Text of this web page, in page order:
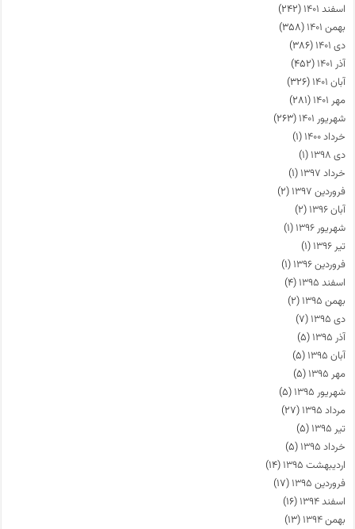
اسفند ۱۴۰۱
(۲۴۲)
بهمن ۱۴۰۱
(۳۵۸)
دی ۱۴۰۱
(۳۸۶)
آذر ۱۴۰۱
(۴۵۲)
آبان ۱۴۰۱
(۳۲۶)
مهر ۱۴۰۱
(۲۸۱)
شهریور ۱۴۰۱
(۲۶۳)
خرداد ۱۴۰۰
(۱)
دی ۱۳۹۸
(۱)
خرداد ۱۳۹۷
(۱)
فروردین ۱۳۹۷
(۲)
آبان ۱۳۹۶
(۲)
شهریور ۱۳۹۶
(۱)
تیر ۱۳۹۶
(۱)
فروردین ۱۳۹۶
(۱)
اسفند ۱۳۹۵
(۴)
بهمن ۱۳۹۵
(۲)
دی ۱۳۹۵
(۷)
آذر ۱۳۹۵
(۵)
آبان ۱۳۹۵
(۵)
مهر ۱۳۹۵
(۵)
شهریور ۱۳۹۵
(۵)
مرداد ۱۳۹۵
(۲۷)
تیر ۱۳۹۵
(۵)
خرداد ۱۳۹۵
(۵)
اردیبهشت ۱۳۹۵
(۱۴)
فروردین ۱۳۹۵
(۱۷)
اسفند ۱۳۹۴
(۱۶)
بهمن ۱۳۹۴
(۱۳)